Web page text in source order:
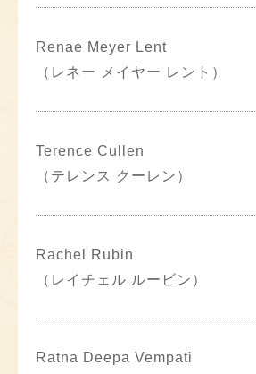
Renae Meyer Lent
（レネー メイヤー レント）
Terence Cullen
（テレンス クーレン）
Rachel Rubin
（レイチェル ルービン）
Ratna Deepa Vempati